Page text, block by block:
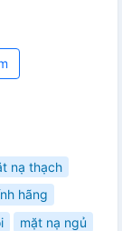
nạ thạch
hãng
mặt nạ ngủ